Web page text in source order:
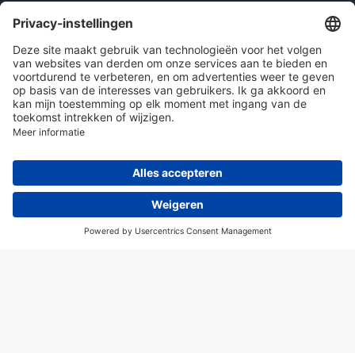
Onze producten
en diensten
Over Hitma
Algemene voorwaarden Disclaimer
Colofon
© 2026 Hitma B.V.